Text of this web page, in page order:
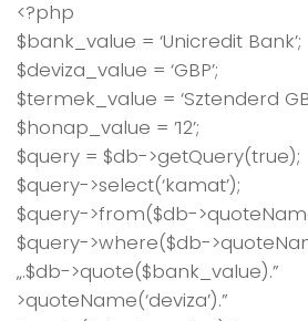
<?php
$bank_value = ‘Unicredit Bank’;
$deviza_value = ‘GBP’;
$termek_value = ‘Sztenderd
$honap_value = ’12’;
$query = $db->getQuery(true);
$query->select(‘kamat’);
$query->from($db-
$query->where($db-
„.$db-